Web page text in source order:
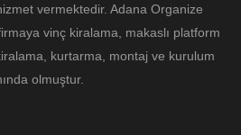
vermektedir. Adana Organize
vinç kiralama, makaslı platform
kurtarma, montaj ve kurulum
olmuştur.